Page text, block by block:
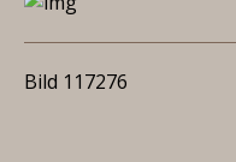
Bild 117276